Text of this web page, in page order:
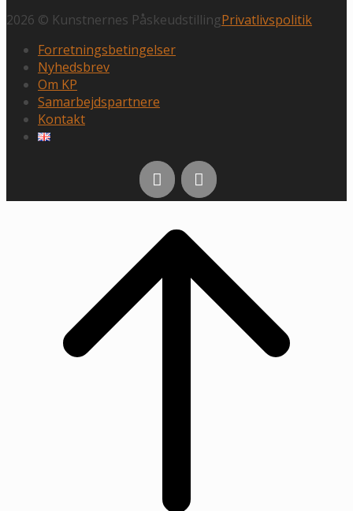
2026 © Kunstnernes PåskeudstillingPrivatlivspolitik
Forretningsbetingelser
Nyhedsbrev
Om KP
Samarbejdspartnere
Kontakt